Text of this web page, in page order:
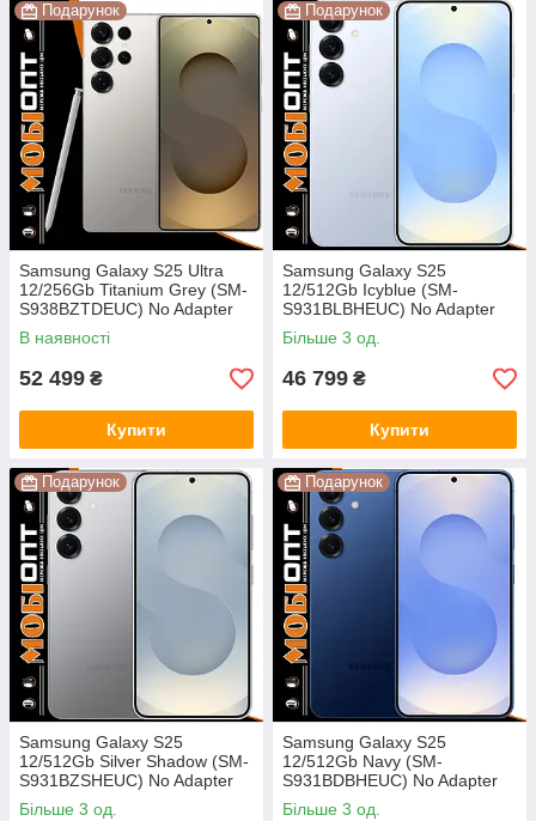
Подарунок
Samsung Galaxy S25 Ultra
12/256Gb Titanium Grey (SM-
S938BZTDEUC) No Adapter
UA UCRF
В наявності
52 499 ₴
Купити
Подарунок
Samsung Galaxy S25
12/512Gb Icyblue (SM-
S931BLBHEUC) No Adapter
UA UCRF
Більше 3 од.
46 799 ₴
Купити
Подарунок
Samsung Galaxy S25
12/512Gb Silver Shadow (SM-
S931BZSHEUC) No Adapter
UA UCRF
Більше 3 од.
Подарунок
Samsung Galaxy S25
12/512Gb Navy (SM-
S931BDBHEUC) No Adapter
UA UCRF
Більше 3 од.